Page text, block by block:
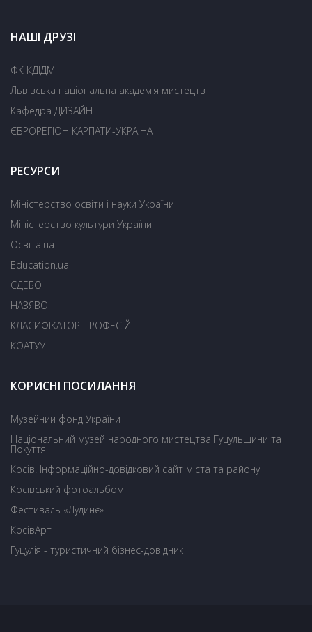
НАШІ ДРУЗІ
ФК КДІДМ
Львівська національна академія мистецтв
Кафедра ДИЗАЙН
ЄВРОРЕГІОН КАРПАТИ-УКРАЇНА
РЕСУРСИ
Міністерство освіти і науки України
Міністерство культури України
Освіта.ua
Education.ua
ЄДЕБО
НАЗЯВО
КЛАСИФІКАТОР ПРОФЕСІЙ
КОАТУУ
КОРИСНІ ПОСИЛАННЯ
Музейний фонд України
Національний музей народного мистецтва Гуцульщини та
Покуття
Косів. Інформаційно-довідковий сайт міста та району
Косівський фотоальбом
Фестиваль «Лудинє»
КосівАрт
Гуцулія - туристичний бізнес-довідник